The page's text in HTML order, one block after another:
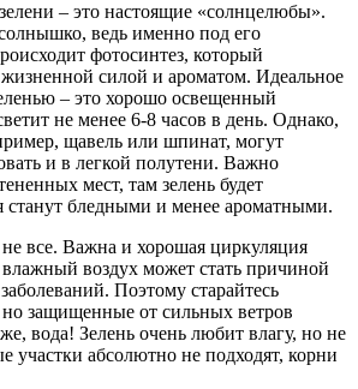
– это настоящие «солнцелюбы».
ведь именно под его
фотосинтез, который
силой и ароматом. Идеальное
– это хорошо освещенный
не менее 6-8 часов в день. Однако,
щавель или шпинат, могут
и в легкой полутени. Важно
мест, там зелень будет
станут бледными и менее ароматными.
все. Важна и хорошая циркуляция
воздух может стать причиной
Поэтому старайтесь
защищенные от сильных ветров
вода! Зелень очень любит влагу, но не
участки абсолютно не подходят, корни